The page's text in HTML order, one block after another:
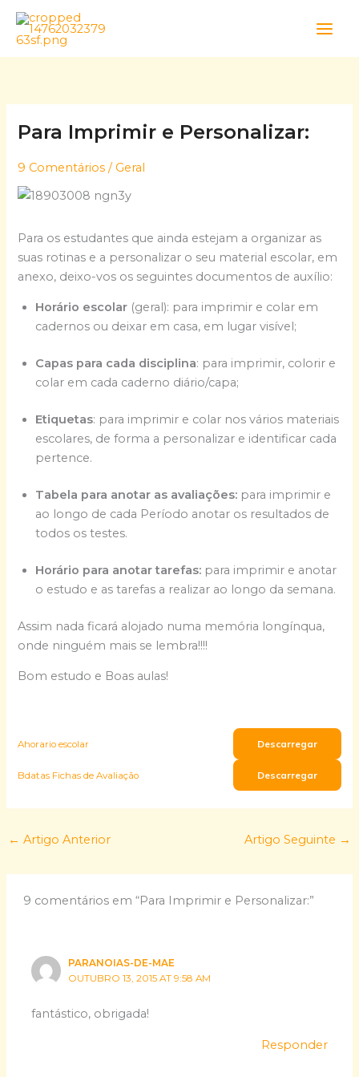
Skip
content
Para Imprimir e Personalizar:
9 Comentários / Geral
Para os estudantes que ainda estejam a organizar as
suas rotinas e a personalizar o seu material escolar, em
anexo, deixo-vos os seguintes documentos de auxílio:
Horário escolar (geral): para imprimir e colar em
cadernos ou deixar em casa, em lugar visível;
Capas para cada disciplina: para imprimir, colorir e
colar em cada caderno diário/capa;
Etiquetas: para imprimir e colar nos vários materiais
escolares, de forma a personalizar e identificar cada
pertence.
Tabela para anotar as avaliações: para imprimir e
ao longo de cada Período anotar os resultados de
todos os testes.
Horário para anotar tarefas: para imprimir e anotar
o estudo e as tarefas a realizar ao longo da semana.
Assim nada ficará alojado numa memória longínqua,
onde ninguém mais se lembra!!!!
Bom estudo e Boas aulas!
Ahorario escolar Descarregar
Bdatas Fichas de Avaliação Descarregar
← Artigo Anterior Artigo Seguinte →
9 comentários em “Para Imprimir e Personalizar:”
PARANOIAS-DE-MAE
OUTUBRO 13, 2015 AT 9:58 AM
fantástico, obrigada!
Responder